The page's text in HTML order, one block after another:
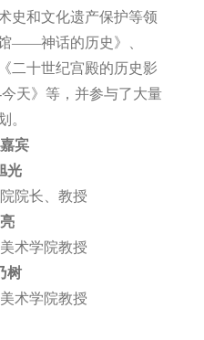
史和文化遗产保护等领
——神话的历史》、
二十世纪宫殿的历史影
今天》等，并参与了大量
。
宾
光
院长、教授
术学院教授
树
术学院教授